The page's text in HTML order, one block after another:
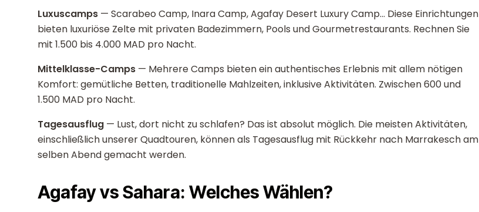
Luxuscamps — Scarabeo Camp, Inara Camp, Agafay Desert Luxury Camp... Diese Einrichtungen
bieten luxuriöse Zelte mit privaten Badezimmern, Pools und Gourmetrestaurants. Rechnen Sie
mit 1.500 bis 4.000 MAD pro Nacht.
Mittelklasse-Camps — Mehrere Camps bieten ein authentisches Erlebnis mit allem nötigen
Komfort: gemütliche Betten, traditionelle Mahlzeiten, inklusive Aktivitäten. Zwischen 600 und
1.500 MAD pro Nacht.
Tagesausflug — Lust, dort nicht zu schlafen? Das ist absolut möglich. Die meisten Aktivitäten,
einschließlich unserer Quadtouren, können als Tagesausflug mit Rückkehr nach Marrakesch am
selben Abend gemacht werden.
Agafay vs Sahara: Welches Wählen?